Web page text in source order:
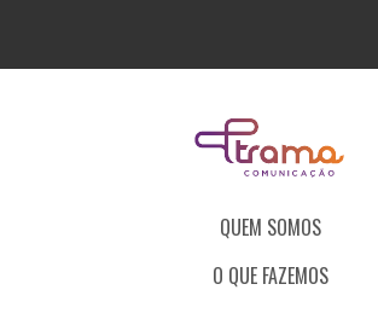
QUEM SOMOS
O QUE FAZEMOS